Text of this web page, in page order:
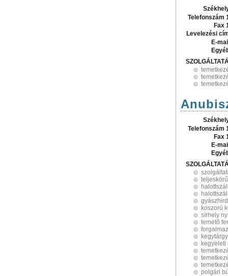
Telefonszám
Fax
Levelezési
E-
Telefonszám
Fax
E-
koszorú
sírhely
temető
kegyeleti
polgári